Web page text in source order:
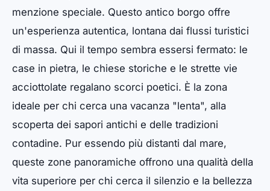
menzione speciale. Questo antico borgo offre
un'esperienza autentica, lontana dai flussi turistici
di massa. Qui il tempo sembra essersi fermato: le
case in pietra, le chiese storiche e le strette vie
acciottolate regalano scorci poetici. È la zona
ideale per chi cerca una vacanza "lenta", alla
scoperta dei sapori antichi e delle tradizioni
contadine. Pur essendo più distanti dal mare,
queste zone panoramiche offrono una qualità della
vita superiore per chi cerca il silenzio e la bellezza